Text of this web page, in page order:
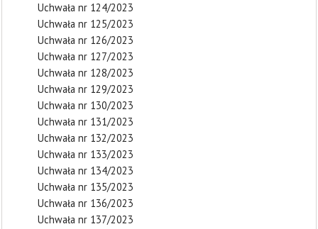
Uchwała nr 124/2023
Uchwała nr 125/2023
Uchwała nr 126/2023
Uchwała nr 127/2023
Uchwała nr 128/2023
Uchwała nr 129/2023
Uchwała nr 130/2023
Uchwała nr 131/2023
Uchwała nr 132/2023
Uchwała nr 133/2023
Uchwała nr 134/2023
Uchwała nr 135/2023
Uchwała nr 136/2023
Uchwała nr 137/2023